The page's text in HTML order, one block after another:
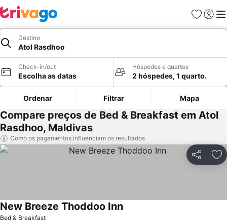
Favoritos
Iniciar
Destino
Atol Rasdhoo
Check-in/out
Escolha as datas
Hóspedes e quartos
2 hóspedes, 1 quarto.
Ordenar Filtrar Mapa
Compare preços de Bed & Breakfast em Atol
Rasdhoo, Maldivas
Como os pagamentos influenciam os resultados
Partilhar
Bed & Breakfast
New Breeze Thoddoo InnVer preços